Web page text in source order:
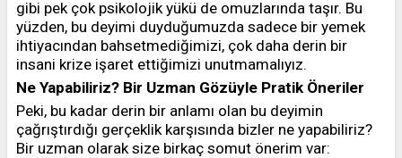
gibi pek çok psikolojik yükü de omuzlarında taşır. Bu
yüzden, bu deyimi duyduğumuzda sadece bir yemek
ihtiyacından bahsetmediğimizi, çok daha derin bir
insani krize işaret ettiğimizi unutmamalıyız.
Ne Yapabiliriz? Bir Uzman Gözüyle Pratik Öneriler
Peki, bu kadar derin bir anlamı olan bu deyimin
çağrıştırdığı gerçeklik karşısında bizler ne yapabiliriz?
Bir uzman olarak size birkaç somut önerim var: